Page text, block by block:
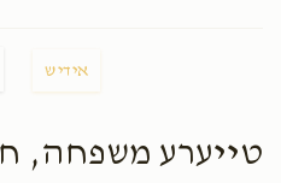
Aron Klein
אידיש
טייערע משפחה,